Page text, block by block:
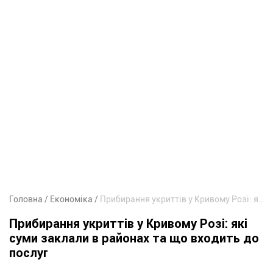
Головна Економіка
Прибирання укриттів у Кривому Розі: які
суми заклали в районах та що входить до
послуг